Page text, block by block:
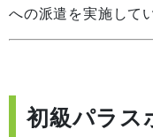
への派遣を実施して
初級パラス